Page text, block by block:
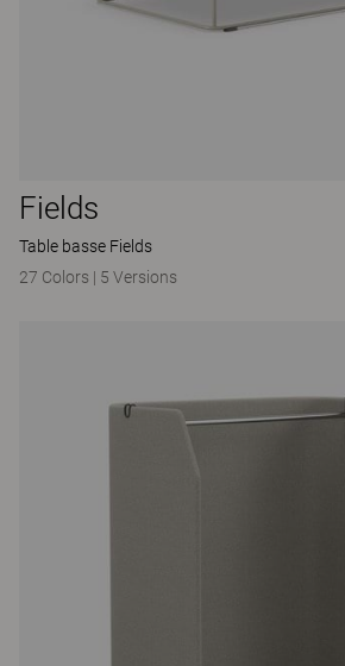
Fields
Table basse Fields
27 Colors | 5 Versions